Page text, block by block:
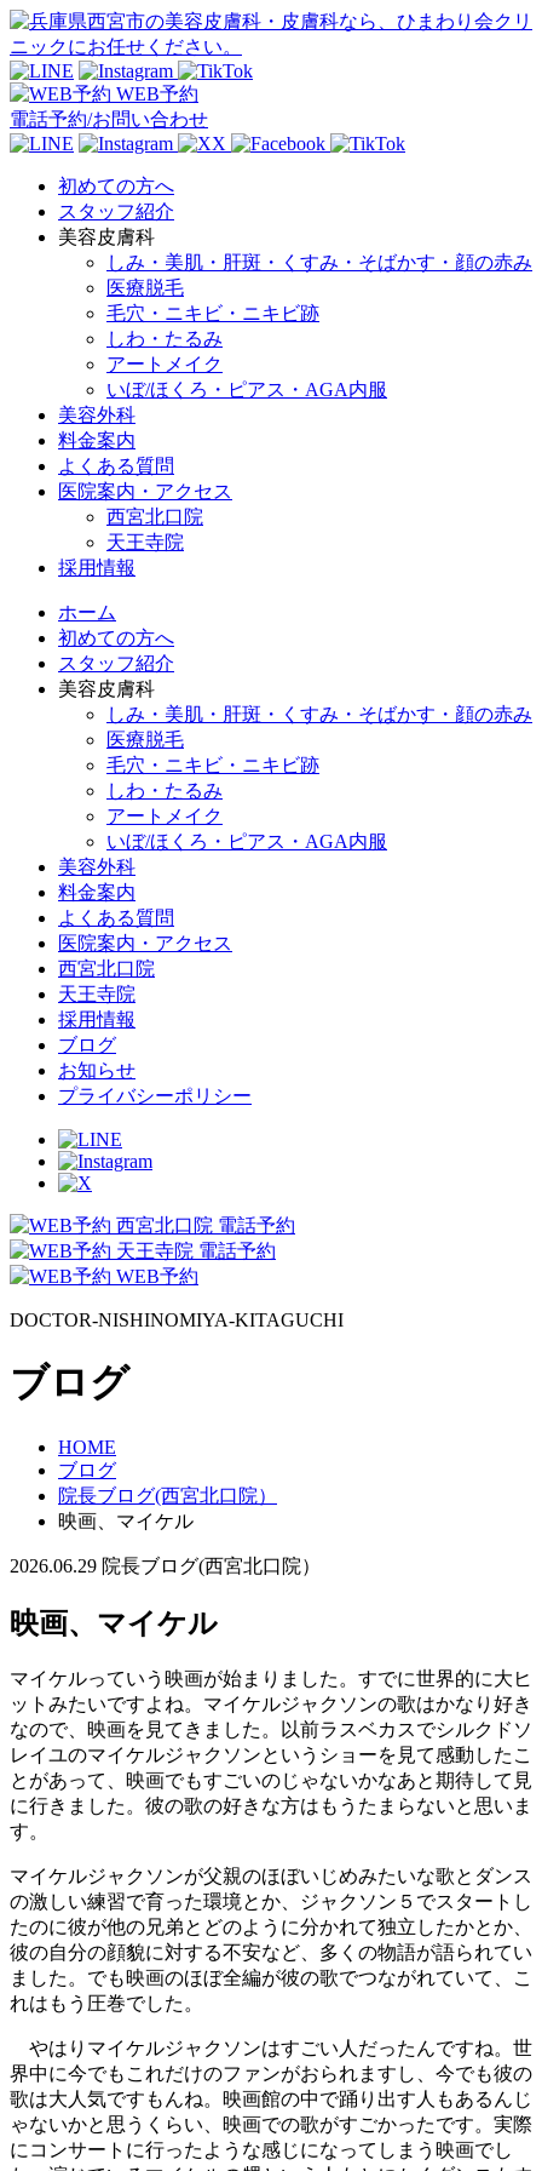
WEB予約
電話予約/お問い合わせ
初めての方へ
スタッフ紹介
美容皮膚科
しみ・美肌・肝斑・くすみ・そばかす・顔の赤み
医療脱毛
毛穴・ニキビ・ニキビ跡
しわ・たるみ
アートメイク
いぼ/ほくろ・ピアス・AGA内服
美容外科
料金案内
よくある質問
医院案内・アクセス
西宮北口院
天王寺院
採用情報
ホーム
初めての方へ
スタッフ紹介
美容皮膚科
しみ・美肌・肝斑・くすみ・そばかす・顔の赤み
医療脱毛
毛穴・ニキビ・ニキビ跡
しわ・たるみ
アートメイク
いぼ/ほくろ・ピアス・AGA内服
美容外科
料金案内
よくある質問
医院案内・アクセス
西宮北口院
天王寺院
採用情報
ブログ
お知らせ
プライバシーポリシー
西宮北口院 電話予約
天王寺院 電話予約
WEB予約
DOCTOR-NISHINOMIYA-KITAGUCHI
ブログ
HOME
ブログ
院長ブログ(西宮北口院）
映画、マイケル
2026.06.29 院長ブログ(西宮北口院）
映画、マイケル
マイケルっていう映画が始まりました。すでに世界的に大ヒ
ットみたいですよね。マイケルジャクソンの歌はかなり好き
なので、映画を見てきました。以前ラスベカスでシルクドソ
レイユのマイケルジャクソンというショーを見て感動したこ
とがあって、映画でもすごいのじゃないかなあと期待して見
に行きました。彼の歌の好きな方はもうたまらないと思いま
す。
マイケルジャクソンが父親のほぼいじめみたいな歌とダンス
の激しい練習で育った環境とか、ジャクソン５でスタートし
たのに彼が他の兄弟とどのように分かれて独立したかとか、
彼の自分の顔貌に対する不安など、多くの物語が語られてい
ました。でも映画のほぼ全編が彼の歌でつながれていて、こ
れはもう圧巻でした。
やはりマイケルジャクソンはすごい人だったんですね。世
界中に今でもこれだけのファンがおられますし、今でも彼の
歌は大人気ですもんね。映画館の中で踊り出す人もあるんじ
ゃないかと思うくらい、映画での歌がすごかったです。実際
にコンサートに行ったような感じになってしまう映画でし